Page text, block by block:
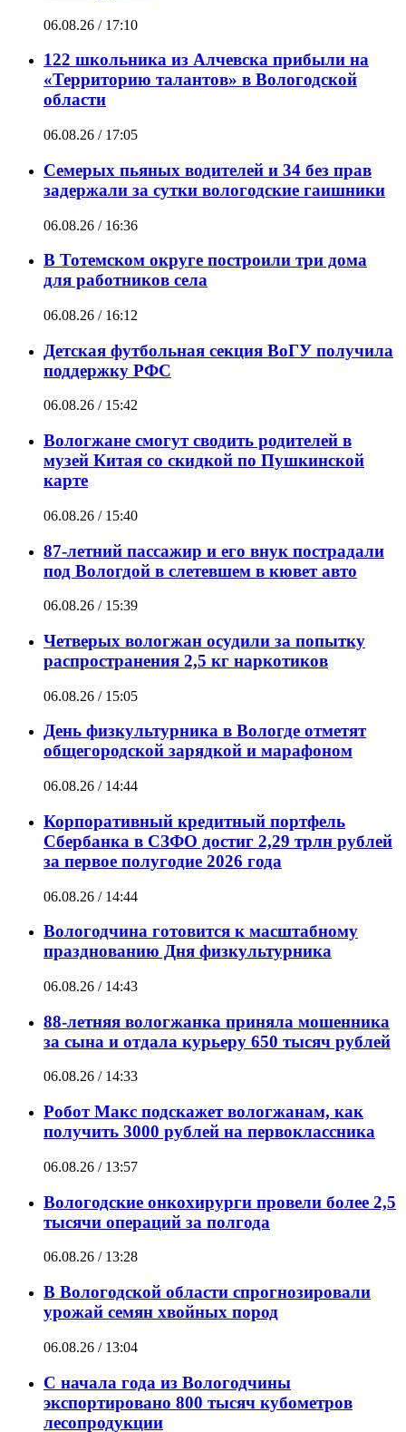
06.08.26 / 17:10
122 школьника из Алчевска прибыли на
«Территорию талантов» в Вологодской
области
06.08.26 / 17:05
Семерых пьяных водителей и 34 без прав
задержали за сутки вологодские гаишники
06.08.26 / 16:36
В Тотемском округе построили три дома
для работников села
06.08.26 / 16:12
Детская футбольная секция ВоГУ получила
поддержку РФС
06.08.26 / 15:42
Вологжане смогут сводить родителей в
музей Китая со скидкой по Пушкинской
карте
06.08.26 / 15:40
87-летний пассажир и его внук пострадали
под Вологдой в слетевшем в кювет авто
06.08.26 / 15:39
Четверых вологжан осудили за попытку
распространения 2,5 кг наркотиков
06.08.26 / 15:05
День физкультурника в Вологде отметят
общегородской зарядкой и марафоном
06.08.26 / 14:44
Корпоративный кредитный портфель
Сбербанка в СЗФО достиг 2,29 трлн рублей
за первое полугодие 2026 года
06.08.26 / 14:44
Вологодчина готовится к масштабному
празднованию Дня физкультурника
06.08.26 / 14:43
88-летняя вологжанка приняла мошенника
за сына и отдала курьеру 650 тысяч рублей
06.08.26 / 14:33
Робот Макс подскажет вологжанам, как
получить 3000 рублей на первоклассника
06.08.26 / 13:57
Вологодские онкохирурги провели более 2,5
тыcячи операций за полгода
06.08.26 / 13:28
В Вологодской области спрогнозировали
урожай семян хвойных пород
06.08.26 / 13:04
С начала года из Вологодчины
экспортировано 800 тысяч кубометров
лесопродукции